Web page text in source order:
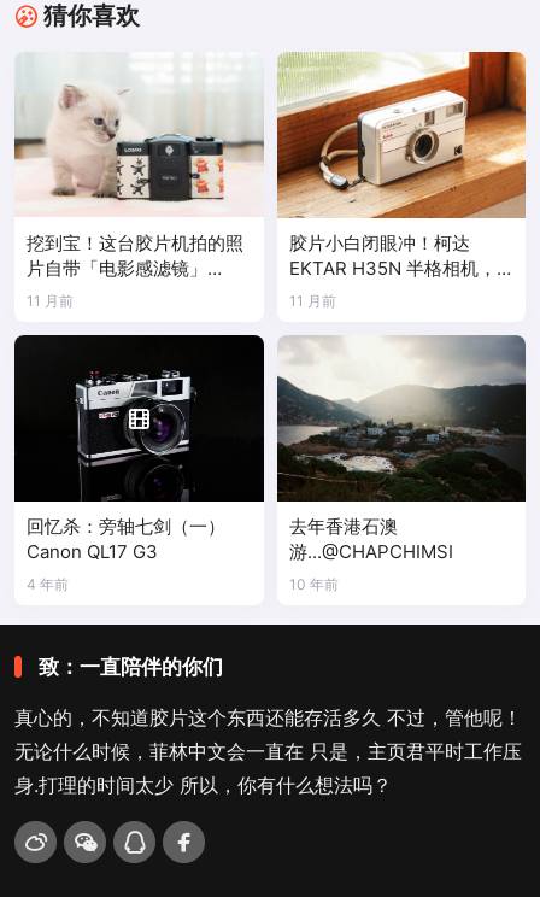
猜你喜欢
挖到宝！这台胶片机拍的照
片自带「电影感滤镜」
Lomo LC-A（+）
11 月前
胶片小白闭眼冲！柯达
EKTAR H35N 半格相机，
400 元 get 复古快乐🎞️
11 月前
回忆杀：旁轴七剑（一）
Canon QL17 G3
4 年前
去年香港石澳
游...@CHAPCHIMSI
10 年前
致：一直陪伴的你们
真心的，不知道胶片这个东西还能存活多久 不过，管他呢！
无论什么时候，菲林中文会一直在 只是，主页君平时工作压
身.打理的时间太少 所以，你有什么想法吗？